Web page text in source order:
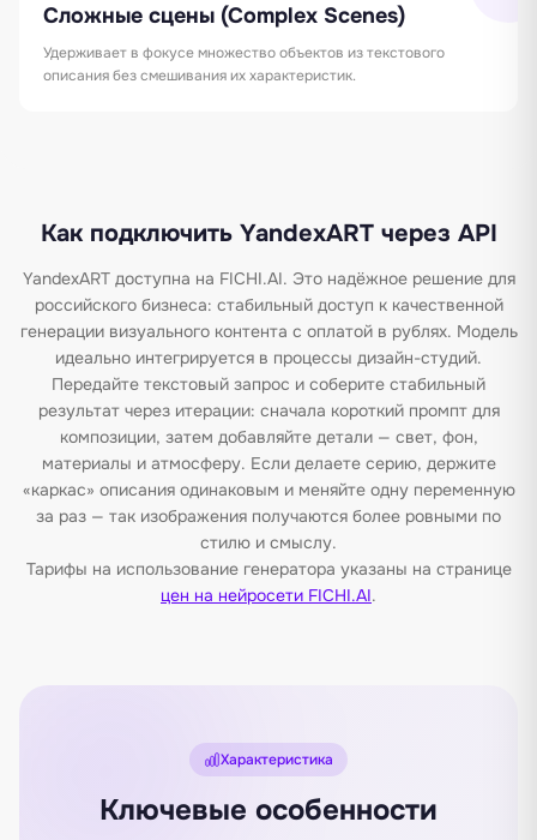
Сложные сцены (Complex Scenes)
Удерживает в фокусе множество объектов из текстового
описания без смешивания их характеристик.
Как подключить YandexART через API
YandexART доступна на FICHI.AI. Это надёжное решение для
российского бизнеса: стабильный доступ к качественной
генерации визуального контента с оплатой в рублях. Модель
идеально интегрируется в процессы дизайн-студий.
Передайте текстовый запрос и соберите стабильный
результат через итерации: сначала короткий промпт для
композиции, затем добавляйте детали — свет, фон,
материалы и атмосферу. Если делаете серию, держите
«каркас» описания одинаковым и меняйте одну переменную
за раз — так изображения получаются более ровными по
стилю и смыслу.
Тарифы на использование генератора указаны на странице
цен на нейросети FICHI.AI.
Характеристика
Ключевые особенности